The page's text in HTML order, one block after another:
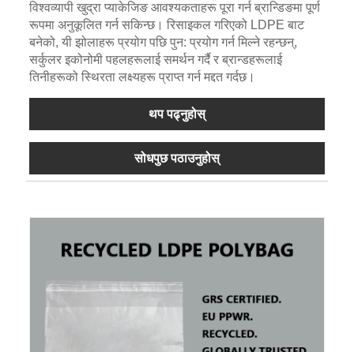
विश्वव्यापी खुद्रा प्याकेजिङ आवश्यकताहरू पूरा गर्न ब्रान्डिङमा पूर्ण
रूपमा अनुकूलित गर्न सकिन्छ। रिसाइकल गरिएको LDPE बाट
बनेको, यी झोलाहरू प्रयोग पछि पुन: प्रयोग गर्न मिल्ने रहन्छन्,
सर्कुलर इकोनोमी पहलहरूलाई समर्थन गर्दै र ब्रान्डहरूलाई
तिनीहरूको स्थिरता लक्ष्यहरू प्राप्त गर्न मद्दत गर्दछ।
थप पढ्नुहोस्
सोधपुछ पठाउनुहोस्